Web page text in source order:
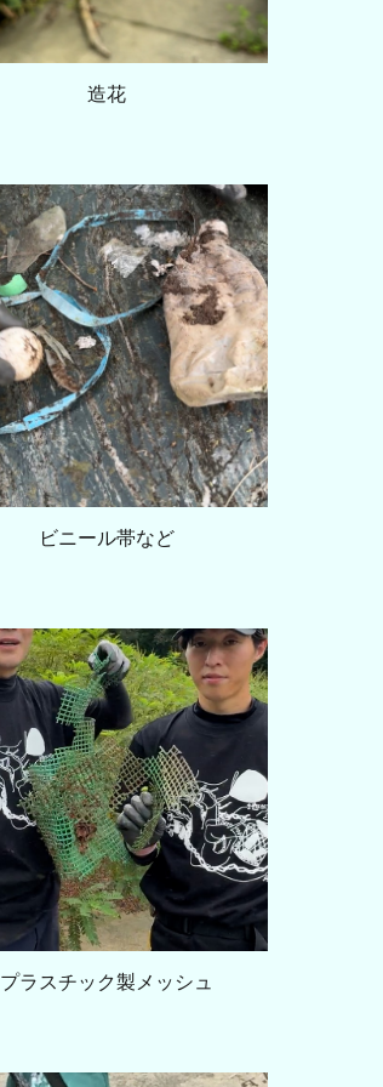
造花
ビニール帯など
プラスチック製メッシュ